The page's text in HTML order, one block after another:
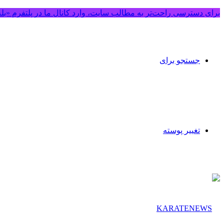
برای دسترسی راحت‌تر به مطالب سایت، وارد کانال ما در پلتفرم
جستجو برای
تغییر پوسته